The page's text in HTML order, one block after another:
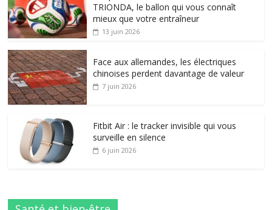
TRIONDA, le ballon qui vous connaît
mieux que votre entraîneur
13 juin 2026
Face aux allemandes, les électriques
chinoises perdent davantage de valeur
7 juin 2026
Fitbit Air : le tracker invisible qui vous
surveille en silence
6 juin 2026